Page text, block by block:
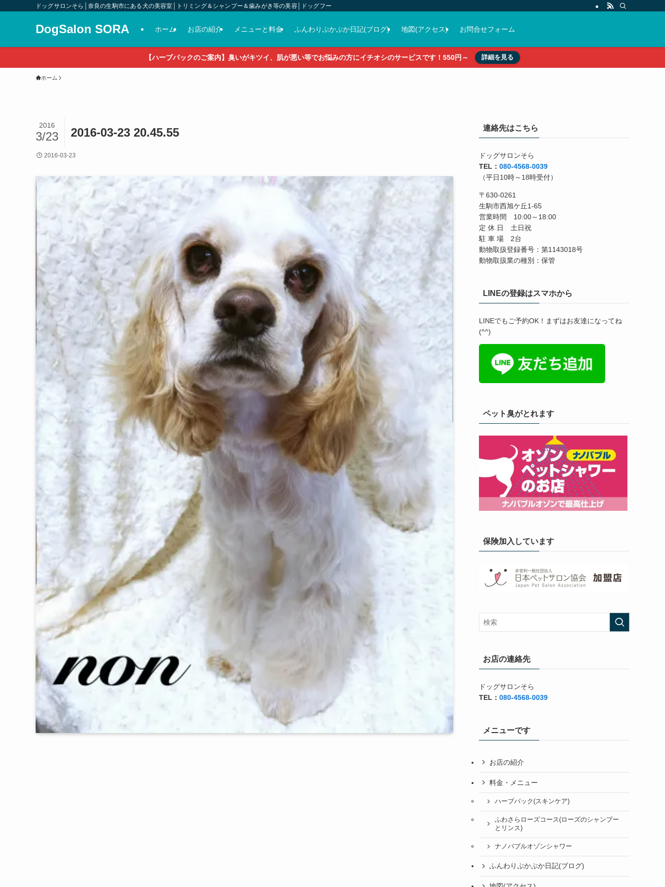
ドッグサロンそら│奈良の生駒市にある犬の美容室│トリミング＆シャンプー＆歯みがき等の美容│ドッグフード＆おやつ＆各種グッズの販売
DogSalon SORA ホーム お店の紹介 メニューと料金 ふんわりぷかぷか日記(ブログ) 地図(アクセス) お問合せフォーム
【ハーブパックのご案内】臭いがキツイ、肌が悪い等でお悩みの方にイチオシのサービスです！550円～ 詳細を見る
ホーム
2016-03-23 20.45.55
2016
3/23
2016-03-23
連絡先はこちら
ドッグサロンそら
TEL： 080-4568-0039
（平日10時～18時受付）
〒630-0261
生駒市西旭ケ丘1-65
営業時間 10:00～18:00
定 休 日 土日祝
駐 車 場 2台
動物取扱登録番号：第1143018号
動物取扱業の種別：保管
LINEの登録はスマホから
LINEでもご予約OK！まずはお友達になってね
(^^)
ペット臭がとれます
保険加入しています
お店の連絡先
ドッグサロンそら
TEL： 080-4568-0039
メニューです
お店の紹介
料金・メニュー
ハーブパック(スキンケア)
ふわさらローズコース(ローズのシャンプー
とリンス)
ナノバブルオゾンシャワー
ふんわりぷかぷか日記(ブログ)